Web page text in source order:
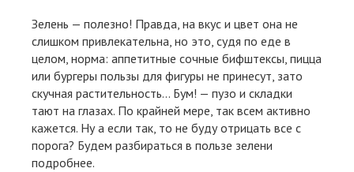
Зелень — полезно! Правда, на вкус и цвет она не
слишком привлекательна, но это, судя по еде в
целом, норма: аппетитные сочные бифштексы, пицца
или бургеры пользы для фигуры не принесут, зато
скучная растительность… Бум! — пузо и складки
тают на глазах. По крайней мере, так всем активно
кажется. Ну а если так, то не буду отрицать все с
порога? Будем разбираться в пользе зелени
подробнее.